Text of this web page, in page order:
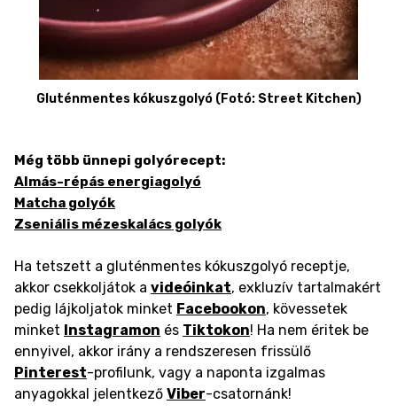
Gluténmentes kókuszgolyó (Fotó: Street Kitchen)
Még több ünnepi golyórecept:
Almás-répás energiagolyó
Matcha golyók
Zseniális mézeskalács golyók
Ha tetszett a gluténmentes kókuszgolyó receptje,
akkor csekkoljátok a videóinkat, exkluzív tartalmakért
pedig lájkoljatok minket Facebookon, kövessetek
minket Instagramon és Tiktokon! Ha nem éritek be
ennyivel, akkor irány a rendszeresen frissülő
Pinterest-profilunk, vagy a naponta izgalmas
anyagokkal jelentkező Viber-csatornánk!